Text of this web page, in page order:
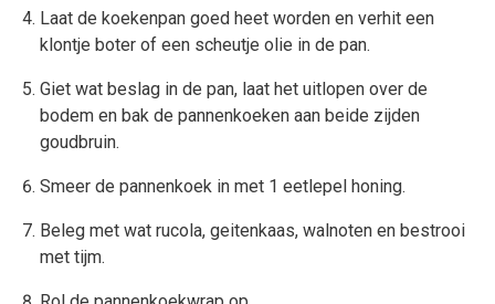
Laat de koekenpan goed heet worden en verhit een
klontje boter of een scheutje olie in de pan.
Giet wat beslag in de pan, laat het uitlopen over de
bodem en bak de pannenkoeken aan beide zijden
goudbruin.
Smeer de pannenkoek in met 1 eetlepel honing.
Beleg met wat rucola, geitenkaas, walnoten en bestrooi
met tijm.